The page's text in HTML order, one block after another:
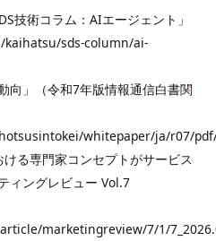
技術コラム：AIエージェント」
sds-column/ai-
向」（令和7年版情報通信白書関
whitepaper/ja/r07/
ける専門家コンセプトがサービス
ィングレビュー Vol.7
marketingreview/7/1/